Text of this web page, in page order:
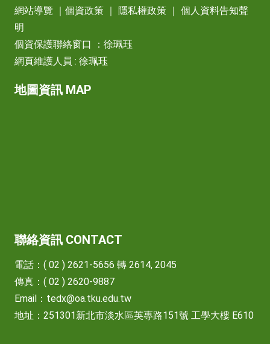
網站導覽 ｜ 個資政策 ｜ 隱私權政策 ｜ 個人資料告知聲
明
個資保護聯絡窗口 ：徐珮珏
網頁維護人員 : 徐珮珏
地圖資訊 MAP
聯絡資訊 CONTACT
電話：( 02 ) 2621-5656 轉 2614, 2045
傳真：( 02 ) 2620-9887
Email： tedx@oa.tku.edu.tw
地址：251301新北市淡水區英專路151號 工學大樓 E610